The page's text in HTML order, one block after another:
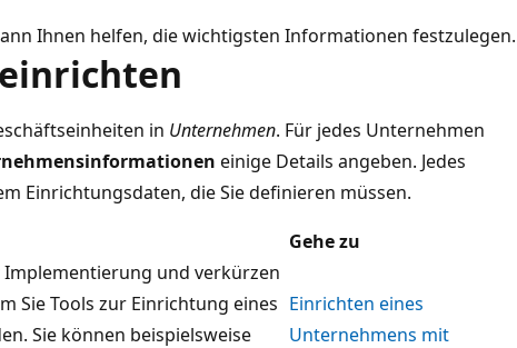
Ihnen helfen, die wichtigsten Informationen festzulegen.
in Unternehmen. Für jedes Unternehmen
einige Details angeben. Jedes
Einrichtungsdaten, die Sie definieren müssen.
Gehe zu
und verkürzen
Sie Tools zur Einrichtung eines
Sie können beispielsweise
Einrichten eines
Unternehmens mit